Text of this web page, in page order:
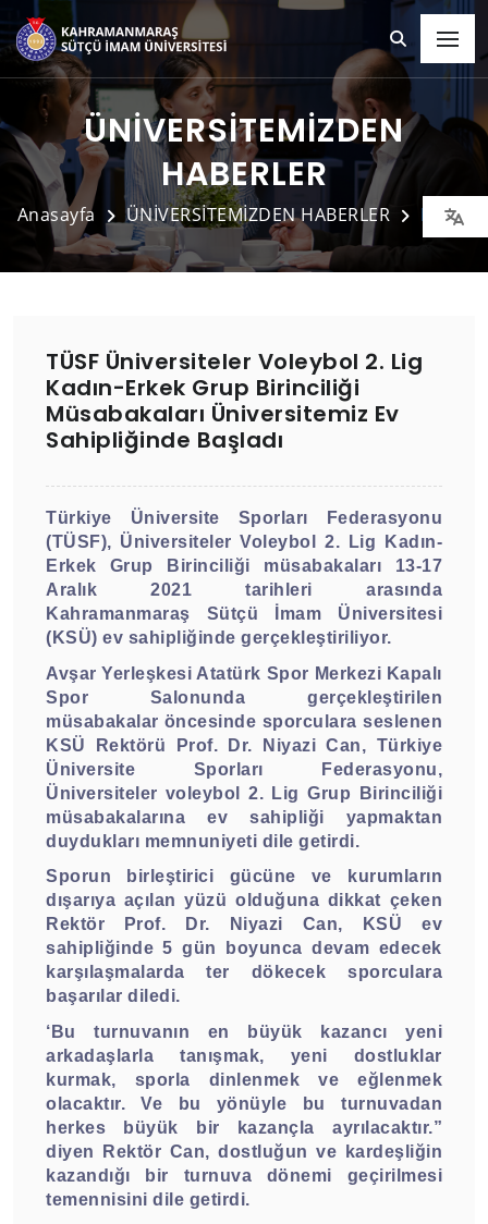
ÜNİVERSİTEMİZDEN
HABERLER
Anasayfa ÜNİVERSİTEMİZDEN HABERLER Detay
TÜSF Üniversiteler Voleybol 2. Lig
Kadın-Erkek Grup Birinciliği
Müsabakaları Üniversitemiz Ev
Sahipliğinde Başladı
Türkiye Üniversite Sporları Federasyonu
(TÜSF), Üniversiteler Voleybol 2. Lig Kadın-
Erkek Grup Birinciliği müsabakaları 13-17
Aralık 2021 tarihleri arasında
Kahramanmaraş Sütçü İmam Üniversitesi
(KSÜ) ev sahipliğinde gerçekleştiriliyor.
Avşar Yerleşkesi Atatürk Spor Merkezi Kapalı
Spor Salonunda gerçekleştirilen
müsabakalar öncesinde sporculara seslenen
KSÜ Rektörü Prof. Dr. Niyazi Can, Türkiye
Üniversite Sporları Federasyonu,
Üniversiteler voleybol 2. Lig Grup Birinciliği
müsabakalarına ev sahipliği yapmaktan
duydukları memnuniyeti dile getirdi.
Sporun birleştirici gücüne ve kurumların
dışarıya açılan yüzü olduğuna dikkat çeken
Rektör Prof. Dr. Niyazi Can, KSÜ ev
sahipliğinde 5 gün boyunca devam edecek
karşılaşmalarda ter dökecek sporculara
başarılar diledi.
‘Bu turnuvanın en büyük kazancı yeni
arkadaşlarla tanışmak, yeni dostluklar
kurmak, sporla dinlenmek ve eğlenmek
olacaktır. Ve bu yönüyle bu turnuvadan
herkes büyük bir kazançla ayrılacaktır.”
diyen Rektör Can, dostluğun ve kardeşliğin
kazandığı bir turnuva dönemi geçirilmesi
temennisini dile getirdi.